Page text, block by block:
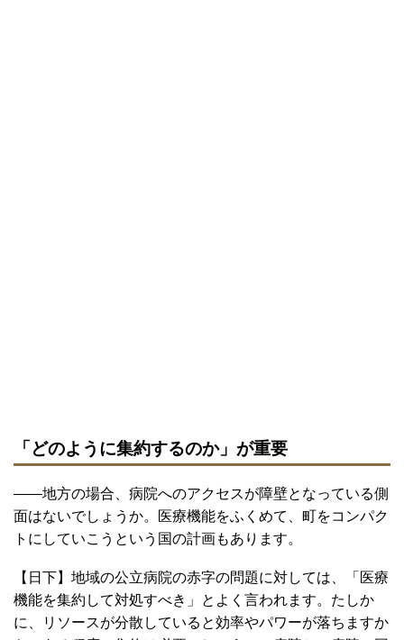
「どのように集約するのか」が重要
――地方の場合、病院へのアクセスが障壁となっている側
面はないでしょうか。医療機能をふくめて、町をコンパク
トにしていこうという国の計画もあります。
【日下】地域の公立病院の赤字の問題に対しては、「医療
機能を集約して対処すべき」とよく言われます。たしか
に、リソースが分散していると効率やパワーが落ちますか